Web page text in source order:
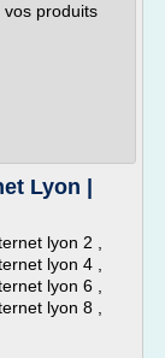
produits
Lyon |
lyon 2 ,
lyon 4 ,
lyon 6 ,
lyon 8 ,